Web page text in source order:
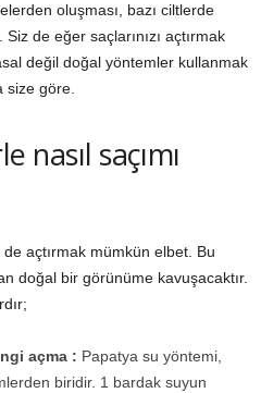
oluşması, bazı ciltlerde
de eğer saçlarınızı açtırmak
değil doğal yöntemler kullanmak
size göre.
nasıl saçımı
açtırmak mümkün elbet. Bu
doğal bir görünüme kavuşacaktır.
açma : Papatya su yöntemi,
biridir. 1 bardak suyun